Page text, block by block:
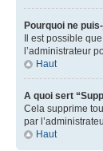
Pourquoi ne
Il est possible
l’administrateur
Haut
A quoi sert
Cela supprime
par
Haut